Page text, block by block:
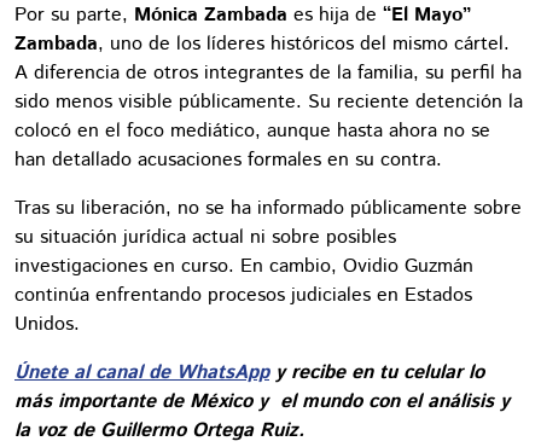
Por su parte, Mónica Zambada es hija de “El Mayo”
Zambada, uno de los líderes históricos del mismo cártel.
A diferencia de otros integrantes de la familia, su perfil ha
sido menos visible públicamente. Su reciente detención la
colocó en el foco mediático, aunque hasta ahora no se
han detallado acusaciones formales en su contra.
Tras su liberación, no se ha informado públicamente sobre
su situación jurídica actual ni sobre posibles
investigaciones en curso. En cambio, Ovidio Guzmán
continúa enfrentando procesos judiciales en Estados
Unidos.
Únete al canal de WhatsAppy recibe en tu celular lo
más importante de México y el mundo con el análisis y
la voz de Guillermo Ortega Ruiz.